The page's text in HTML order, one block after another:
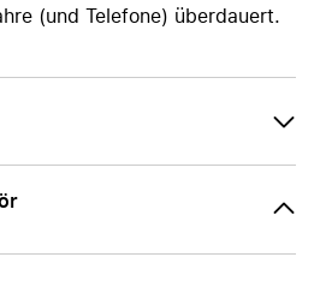
(und Telefone) überdauert.